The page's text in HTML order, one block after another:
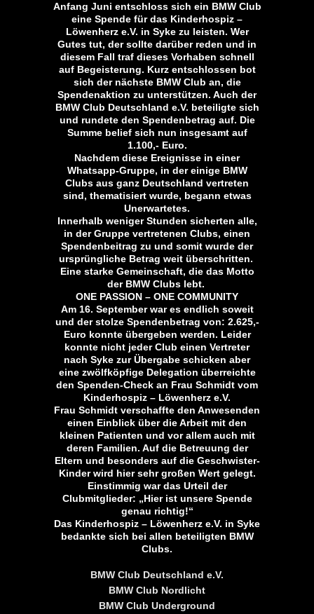
Anfang Juni entschloss sich ein BMW Club
eine Spende für das Kinderhospiz –
Löwenherz e.V. in Syke zu leisten. Wer
Gutes tut, dersollte darüber reden und in
diesem Fall traf dieses Vorhaben schnell
auf Begeisterung. Kurz entschlossen bot
sich der nächste BMW Club an, die
Spendenaktion zu unterstützen. Auch der
BMW Club Deutschland e.V. beteiligte sich
und rundete den Spendenbetrag auf. Die
Summe belief sich nun insgesamt auf
1.100,- Euro.
Nachdem diese Ereignisse in einer
Whatsapp-Gruppe, in der einige BMW
Clubs aus ganz Deutschland vertreten
sind, thematisiert wurde, begann etwas
Unerwartetes.
Innerhalb weniger Stunden sicherten alle,
in der Gruppe vertretenen Clubs, einen
Spendenbeitrag zu und somit wurde der
ursprüngliche Betrag weit überschritten.
Eine starke Gemeinschaft, die das Motto
der BMW Clubs lebt.
ONE PASSION – ONE COMMUNITY
Am 16. September war es endlich soweit
und der stolze Spendenbetrag von: 2.625,-
Euro konnte übergeben werden. Leider
konnte nicht jeder Club einen Vertreter
nach Syke zur Übergabe schicken aber
eine zwölfköpfige Delegation überreichte
den Spenden-Check an Frau Schmidt vom
Kinderhospiz – Löwenherz e.V.
Frau Schmidt verschaffte den Anwesenden
einen Einblick über die Arbeit mit den
kleinen Patienten und vor allem auch mit
deren Familien. Auf die Betreuung der
Eltern und besonders auf die Geschwister-
Kinder wird hier sehr großen Wert gelegt.
Einstimmig war das Urteil der
Clubmitglieder: „Hier ist unsere Spende
genau richtig!“
Das Kinderhospiz – Löwenherz e.V. in Syke
bedankte sich bei allen beteiligten BMW
Clubs.
BMW Club Deutschland e.V.
BMW Club Nordlicht
BMW Club Underground